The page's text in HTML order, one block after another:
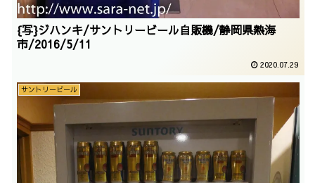
{写}ジハンキ/サントリービール自販機/静岡県熱海
市/2016/5/11
2020.07.29
サントリービール